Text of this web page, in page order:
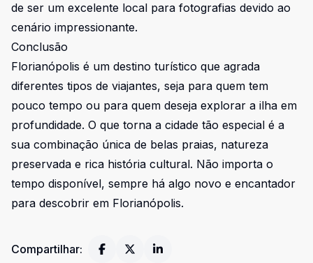
de ser um excelente local para fotografias devido ao
cenário impressionante.
Conclusão
Florianópolis é um destino turístico que agrada
diferentes tipos de viajantes, seja para quem tem
pouco tempo ou para quem deseja explorar a ilha em
profundidade. O que torna a cidade tão especial é a
sua combinação única de belas praias, natureza
preservada e rica história cultural. Não importa o
tempo disponível, sempre há algo novo e encantador
para descobrir em Florianópolis.
Compartilhar: